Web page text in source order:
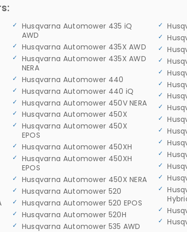
Husqvarna Automower 435 iQ
AWD
Husqvarna Automower 435X AWD
Husqvarna Automower 435X AWD
NERA
Husqvarna Automower 440
Husqvarna Automower 440 iQ
Husqvarna Automower 450V NERA
Husqvarna Automower 450X
Husqvarna Automower 450X
EPOS
Husqvarna Automower 450XH
Husqvarna Automower 450XH
EPOS
Husqvarna Automower 450X NERA
Husqvarna Automower 520
Husqvarna Automower 520 EPOS
Husqvarna Automower 520H
Husqvarna Automower 535 AWD